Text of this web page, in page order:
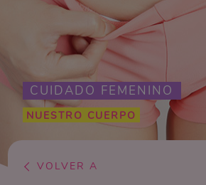
CUIDADO FEMENINO
NUESTRO CUERPO
VOLVER A